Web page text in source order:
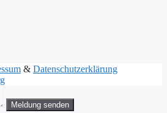
& Datenschutzerklärung